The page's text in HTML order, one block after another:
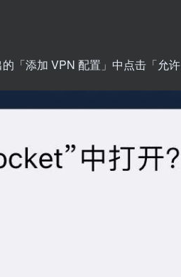
「添加 VPN 配置」中点击「允